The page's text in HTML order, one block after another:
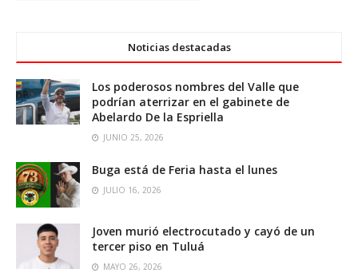
Noticias destacadas
Los poderosos nombres del Valle que
podrían aterrizar en el gabinete de
Abelardo De la Espriella
JUNIO 25, 2026
Buga está de Feria hasta el lunes
JULIO 16, 2026
Joven murió electrocutado y cayó de un
tercer piso en Tuluá
MAYO 26, 2026